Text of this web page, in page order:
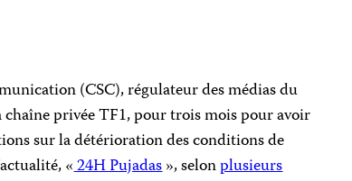
(CSC), régulateur des médias du
privée TF1, pour trois mois pour avoir
sur la détérioration des conditions de
«24H Pujadas», selonplusieurs